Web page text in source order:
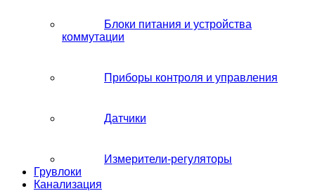
Блоки питания и устройства
коммутации
Приборы контроля и управления
Датчики
Измерители-регуляторы
Грувлоки
Канализация